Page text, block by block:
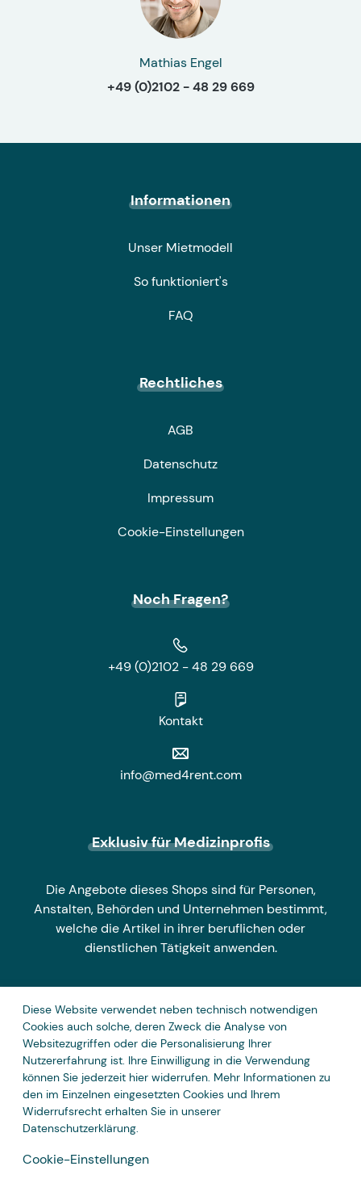
Mathias Engel
+49 (0)2102 - 48 29 669
Informationen
Unser Mietmodell
So funktioniert's
FAQ
Rechtliches
AGB
Datenschutz
Impressum
Cookie-Einstellungen
Noch Fragen?
+49 (0)2102 - 48 29 669
Kontakt
info@med4rent.com
Exklusiv für Medizinprofis
Die Angebote dieses Shops sind für Personen,
Anstalten, Behörden und Unternehmen bestimmt,
welche die Artikel in ihrer beruflichen oder
dienstlichen Tätigkeit anwenden.
Zahlungsarten
Diese Website verwendet neben technisch notwendigen
Cookies auch solche, deren Zweck die Analyse von
Websitezugriffen oder die Personalisierung Ihrer
Nutzererfahrung ist. Ihre Einwilligung in die Verwendung
können Sie jederzeit hier widerrufen. Mehr Informationen zu
den im Einzelnen eingesetzten Cookies und Ihrem
Widerrufsrecht erhalten Sie in unserer
Datenschutzerklärung.
Cookie-Einstellungen